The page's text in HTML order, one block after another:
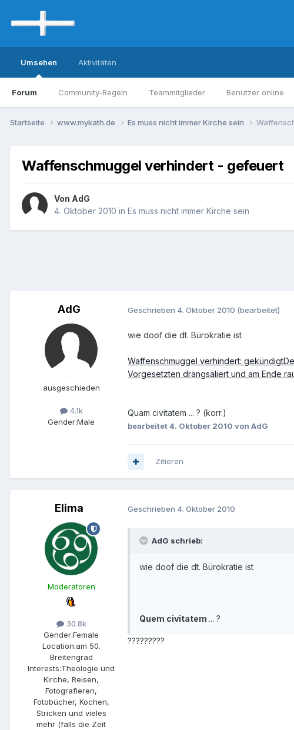
Umsehen
Forum Community-Regeln Teammitglieder Benutzer online
Aktivitäten
Startseite www.mykath.de Es muss nicht immer Kirche sein
Waffenschmuggel verhindert - gefeuert
Von AdG
4. Oktober 2010 in Es muss nicht immer Kirche sein
AdG
ausgeschieden
4.1k
Gender:Male
Geschrieben 4. Oktober 2010 (bearbeitet)
wie doof die dt. Bürokratie ist
Waffenschmuggel verhindert:
Vorgesetzten drangsaliert und am Ende
Quam civitatem ... ? (korr.)
bearbeitet4. Oktober 2010 von AdG
Zitieren
Elima
Moderatoren
30.8k
Gender:Female
Location:am 50.
Breitengrad
Interests:Theologie und
Kirche, Reisen,
Fotografieren,
Fotobücher, Kochen,
Stricken und vieles
mehr (falls die Zeit
Geschrieben 4. Oktober 2010
AdG schrieb:
wie doof die dt. Bürokratie ist
Quem civitatem ... ?
?????????